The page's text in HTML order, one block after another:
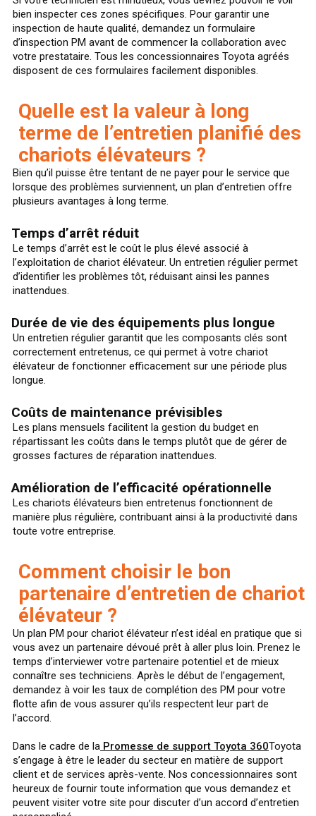
bien inspecter ces zones spécifiques. Pour garantir une
inspection de haute qualité, demandez un formulaire
d’inspection PM avant de commencer la collaboration avec
votre prestataire. Tous les concessionnaires Toyota agréés
disposent de ces formulaires facilement disponibles.
Quelle est la valeur à long
terme de l’entretien planifié des
chariots élévateurs ?
Bien qu’il puisse être tentant de ne payer pour le service que
lorsque des problèmes surviennent, un plan d’entretien offre
plusieurs avantages à long terme.
Temps d’arrêt réduit
Le temps d’arrêt est le coût le plus élevé associé à
l’exploitation de chariot élévateur. Un entretien régulier permet
d’identifier les problèmes tôt, réduisant ainsi les pannes
inattendues.
Durée de vie des équipements plus longue
Un entretien régulier garantit que les composants clés sont
correctement entretenus, ce qui permet à votre chariot
élévateur de fonctionner efficacement sur une période plus
longue.
Coûts de maintenance prévisibles
Les plans mensuels facilitent la gestion du budget en
répartissant les coûts dans le temps plutôt que de gérer de
grosses factures de réparation inattendues.
Amélioration de l’efficacité opérationnelle
Les chariots élévateurs bien entretenus fonctionnent de
manière plus régulière, contribuant ainsi à la productivité dans
toute votre entreprise.
Comment choisir le bon
partenaire d’entretien de chariot
élévateur ?
Un plan PM pour chariot élévateur n’est idéal en pratique que si
vous avez un partenaire dévoué prêt à aller plus loin. Prenez le
temps d’interviewer votre partenaire potentiel et de mieux
connaître ses techniciens. Après le début de l’engagement,
demandez à voir les taux de complétion des PM pour votre
flotte afin de vous assurer qu’ils respectent leur part de
l’accord.
Dans le cadre de la Promesse de support Toyota 360Toyota
s’engage à être le leader du secteur en matière de support
client et de services après-vente. Nos concessionnaires sont
heureux de fournir toute information que vous demandez et
peuvent visiter votre site pour discuter d’un accord d’entretien